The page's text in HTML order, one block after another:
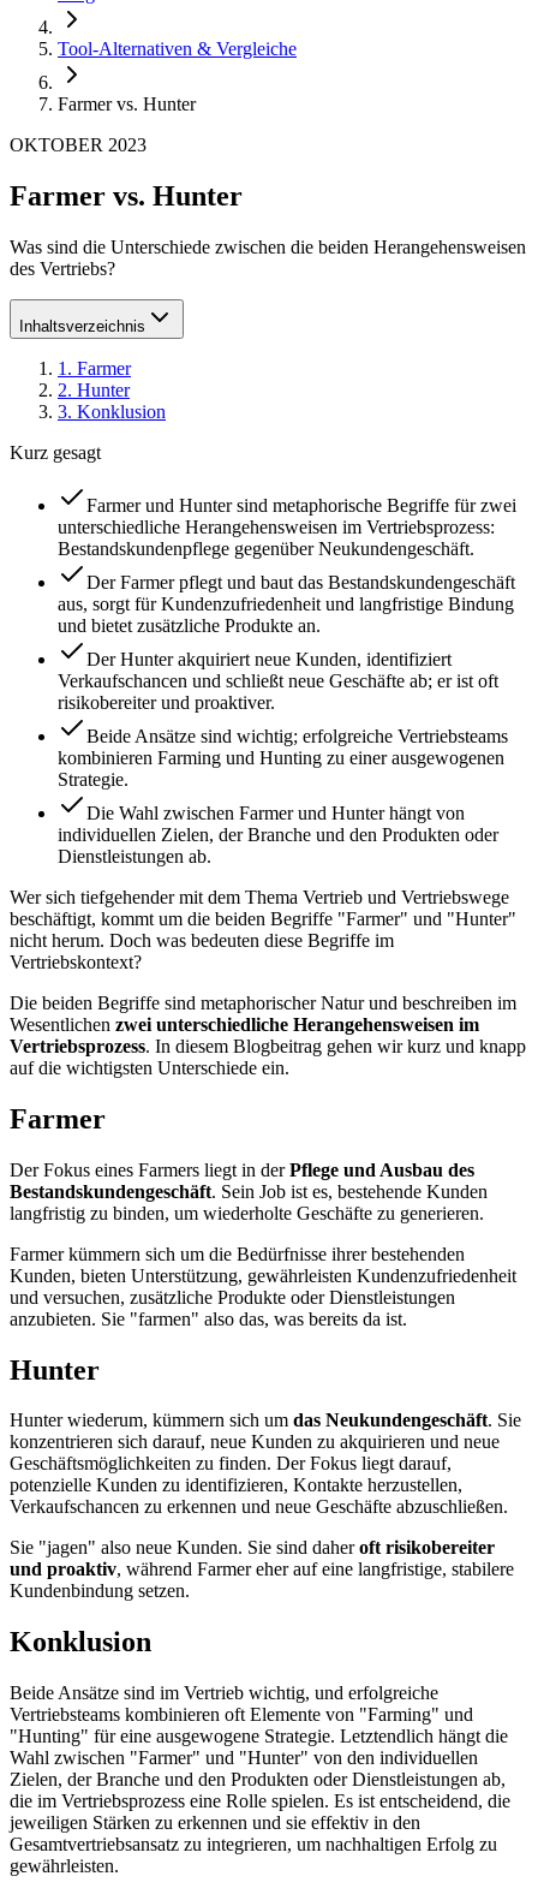
Tool-Alternativen & Vergleiche
Farmer vs. Hunter
OKTOBER 2023
Farmer vs. Hunter
Was sind die Unterschiede zwischen die beiden Herangehensweisen
des Vertriebs?
Inhaltsverzeichnis
1 . Farmer
2. Hunter
3. Konklusion
Kurz gesagt
Farmer und Hunter sind metaphorische Begriffe für zwei
unterschiedliche Herangehensweisen im Vertriebsprozess:
Bestandskundenpflege gegenüber Neukundengeschäft.
Der Farmer pflegt und baut das Bestandskundengeschäft
aus, sorgt für Kundenzufriedenheit und langfristige Bindung
und bietet zusätzliche Produkte an.
Der Hunter akquiriert neue Kunden, identifiziert
Verkaufschancen und schließt neue Geschäfte ab; er ist oft
risikobereiter und proaktiver.
Beide Ansätze sind wichtig; erfolgreiche Vertriebsteams
kombinieren Farming und Hunting zu einer ausgewogenen
Strategie.
Die Wahl zwischen Farmer und Hunter hängt von
individuellen Zielen, der Branche und den Produkten oder
Dienstleistungen ab.
Wer sich tiefgehender mit dem Thema Vertrieb und Vertriebswege
beschäftigt, kommt um die beiden Begriffe "Farmer" und "Hunter"
nicht herum. Doch was bedeuten diese Begriffe im
Vertriebskontext?
Die beiden Begriffe sind metaphorischer Natur und beschreiben im
Wesentlichen zwei unterschiedliche Herangehensweisen im
Vertriebsprozess. In diesem Blogbeitrag gehen wir kurz und knapp
auf die wichtigsten Unterschiede ein.
Farmer
Der Fokus eines Farmers liegt in derPflege und Ausbau des
Bestandskundengeschäft. Sein Job ist es, bestehende Kunden
langfristig zu binden, um wiederholte Geschäfte zu generieren.
Farmer kümmern sich um die Bedürfnisse ihrer bestehenden
Kunden, bieten Unterstützung, gewährleisten Kundenzufriedenheit
und versuchen, zusätzliche Produkte oder Dienstleistungen
anzubieten. Sie "farmen" also das, was bereits da ist.
Hunter
Hunter wiederum, kümmern sich um das Neukundengeschäft. Sie
konzentrieren sich darauf, neue Kunden zu akquirieren und neue
Geschäftsmöglichkeiten zu finden. Der Fokus liegt darauf,
potenzielle Kunden zu identifizieren, Kontakte herzustellen,
Verkaufschancen zu erkennen und neue Geschäfte abzuschließen.
Sie "jagen" also neue Kunden. Sie sind daheroft risikobereiter
und proaktiv, während Farmer eher auf eine langfristige, stabilere
Kundenbindung setzen.
Konklusion
Beide Ansätze sind im Vertrieb wichtig, und erfolgreiche
Vertriebsteams kombinieren oft Elemente von "Farming" und
"Hunting" für eine ausgewogene Strategie. Letztendlich hängt die
Wahl zwischen "Farmer" und "Hunter" von den individuellen
Zielen, der Branche und den Produkten oder Dienstleistungen ab,
die im Vertriebsprozess eine Rolle spielen. Es ist entscheidend, die
jeweiligen Stärken zu erkennen und sie effektiv in den
Gesamtvertriebsansatz zu integrieren, um nachhaltigen Erfolg zu
gewährleisten.